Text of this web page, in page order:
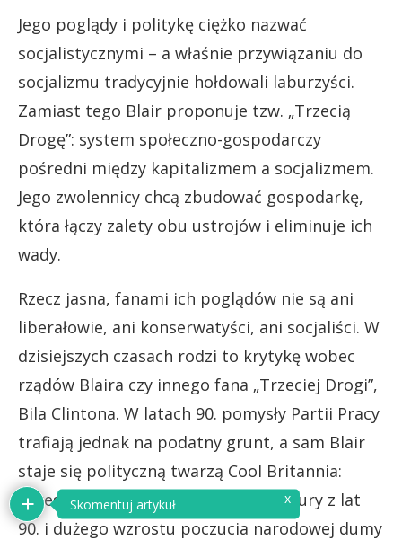
Jego poglądy i politykę ciężko nazwać
socjalistycznymi – a właśnie przywiązaniu do
socjalizmu tradycyjnie hołdowali laburzyści.
Zamiast tego Blair proponuje tzw. „Trzecią
Drogę”: system społeczno-gospodarczy
pośredni między kapitalizmem a socjalizmem.
Jego zwolennicy chcą zbudować gospodarkę,
która łączy zalety obu ustrojów i eliminuje ich
wady.
Rzecz jasna, fanami ich poglądów nie są ani
liberałowie, ani konserwatyści, ani socjaliści. W
dzisiejszych czasach rodzi to krytykę wobec
rządów Blaira czy innego fana „Trzeciej Drogi”,
Bila Clintona. W latach 90. pomysły Partii Pracy
trafiają jednak na podatny grunt, a sam Blair
staje się polityczną twarzą Cool Britannia:
okresu popularności brytyjskiej kultury z lat
90. i dużego wzrostu poczucia narodowej dumy
Skomentuj artykuł x